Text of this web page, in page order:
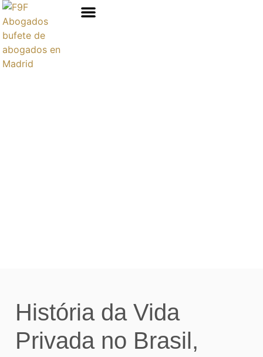
História da Vida
Privada no Brasil,